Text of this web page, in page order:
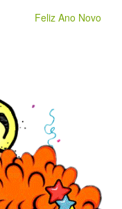
Feliz Ano Novo